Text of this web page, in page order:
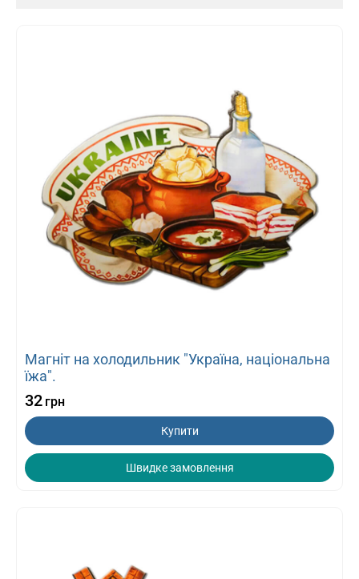
Магніт на холодильник "Україна, національна
їжа".
32 грн
Купити
Швидке замовлення